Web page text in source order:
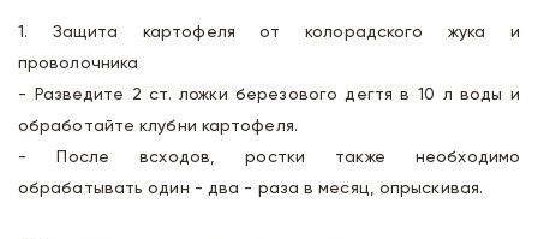
1. Защита картофеля от колорадского жука и
проволочника
- Разведите 2 ст. ложки березового дегтя в 10 л воды и
обработайте клубни картофеля.
- После всходов, ростки также необходимо
обрабатывать один - два - раза в месяц, опрыскивая.